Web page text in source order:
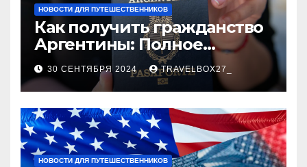
НОВОСТИ ДЛЯ ПУТЕШЕСТВЕННИКОВ
Как получить гражданство
Аргентины: Полное
руководство
30 СЕНТЯБРЯ 2024 TRAVELBOX27_
НОВОСТИ ДЛЯ ПУТЕШЕСТВЕННИКОВ